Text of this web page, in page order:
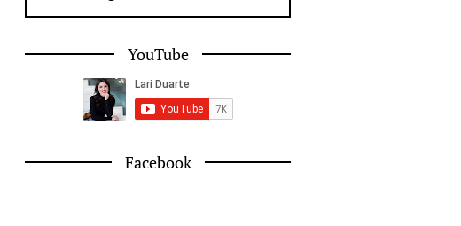
YouTube
Facebook